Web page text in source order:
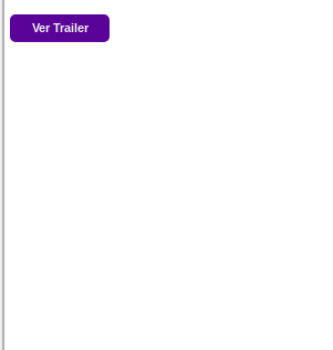
Ver Trailer